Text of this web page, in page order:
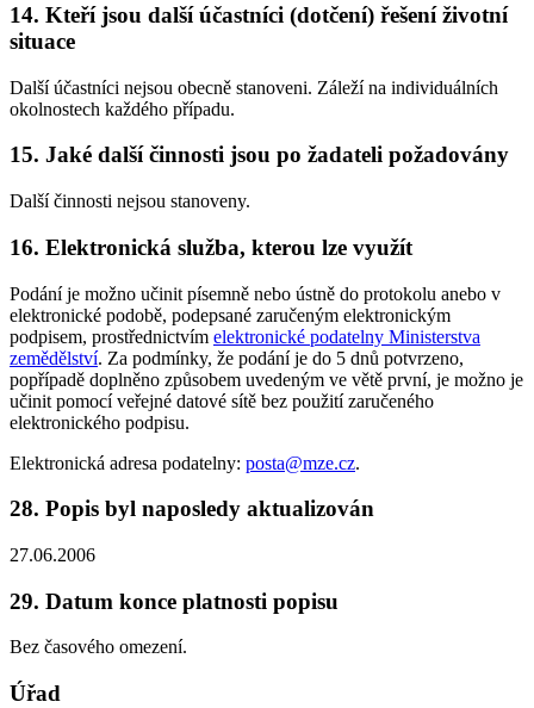
14. Kteří jsou další účastníci (dotčení) řešení životní
situace
Další účastníci nejsou obecně stanoveni. Záleží na individuálních
okolnostech každého případu.
15. Jaké další činnosti jsou po žadateli požadovány
Další činnosti nejsou stanoveny.
16. Elektronická služba, kterou lze využít
Podání je možno učinit písemně nebo ústně do protokolu anebo v
elektronické podobě, podepsané zaručeným elektronickým
podpisem, prostřednictvím elektronické podatelny Ministerstva
zemědělství. Za podmínky, že podání je do 5 dnů potvrzeno,
popřípadě doplněno způsobem uvedeným ve větě první, je možno je
učinit pomocí veřejné datové sítě bez použití zaručeného
elektronického podpisu.
Elektronická adresa podatelny: posta@mze.cz.
28. Popis byl naposledy aktualizován
27.06.2006
29. Datum konce platnosti popisu
Bez časového omezení.
Úřad